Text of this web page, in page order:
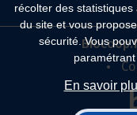
récolter des
du site et vous
sécurité. Vous
En savoir